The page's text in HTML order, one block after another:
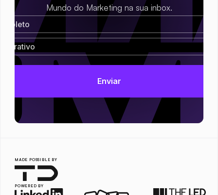
Mundo do Marketing na sua inbox.
MADE POSSIBLE BY
POWERED BY